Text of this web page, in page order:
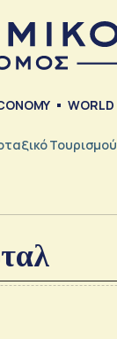
WORLD
Τουρισμού